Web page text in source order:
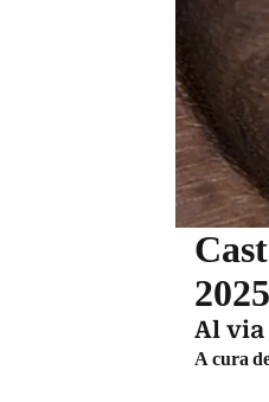
Al via
A cura